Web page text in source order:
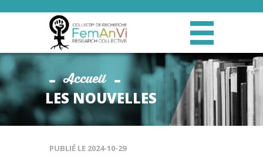
LES NOUVELLES
Accueil
PUBLIÉ LE 2024-10-29